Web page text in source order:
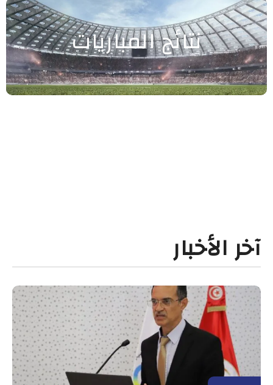
نتائج المباريات
آخر الأخبار